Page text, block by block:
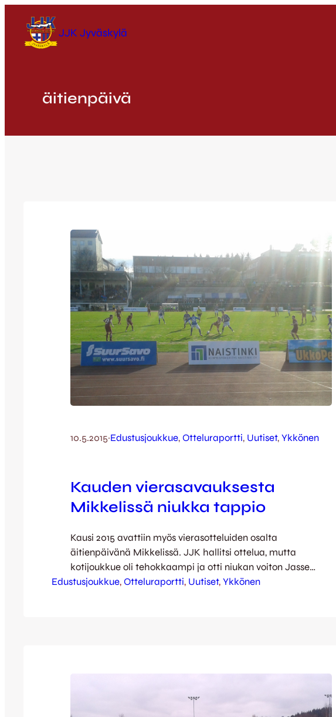
sisältöön
JJK Jyväskylä
äitienpäivä
10.5.2015·Edustusjoukkue, Otteluraportti, Uutiset, Ykkönen
Kauden vierasavauksesta
Mikkelissä niukka tappio
Kausi 2015 avattiin myös vierasotteluiden osalta
äitienpäivänä Mikkelissä. JJK hallitsi ottelua, mutta
kotijoukkue oli tehokkaampi ja otti niukan voiton Jasse
Tuomisen ensimmäisen puoliajan maalilla. Mikko Manninen
Edustusjoukkue, Otteluraportti, Uutiset, Ykkönen